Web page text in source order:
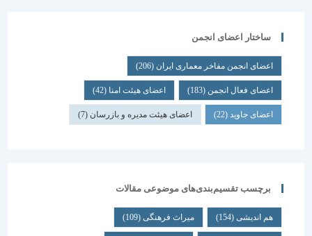
ساختار اعضای انجمن
اعضای انجمن مفاخر معماری ایران(206)
اعضای فعال انجمن(183) اعضای هیئت امنا (42)
اعضای جاوید(22) اعضای هیئت مدیره و بازرسان(7)
برچسب تقسیم‌بندی‌های موضوعی مقالات
هم اندیشی(154) میراث فرهنگی(109)